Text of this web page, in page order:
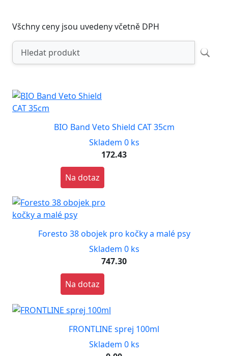
Všchny ceny jsou uvedeny včetně DPH
BIO Band Veto Shield CAT 35cm
Skladem 0 ks
172.43
Na dotaz
Foresto 38 obojek pro kočky a malé psy
Skladem 0 ks
747.30
Na dotaz
FRONTLINE sprej 100ml
Skladem 0 ks